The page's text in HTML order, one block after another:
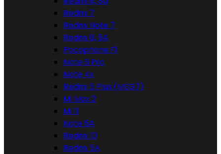
Redmi 7
Redmi Note 7
Redmi 8, 8A
Pocophone F1
Note 6 Pro
Note 4x
Redmi 5 Plus (MEG7)
Mi Max 2
Mi 11
Note 5A
Redmi 10
Redmi 5A